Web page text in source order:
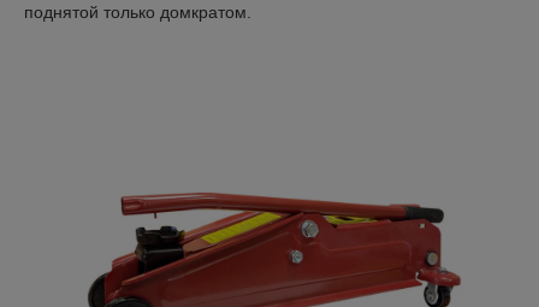
поднятой только домкратом.